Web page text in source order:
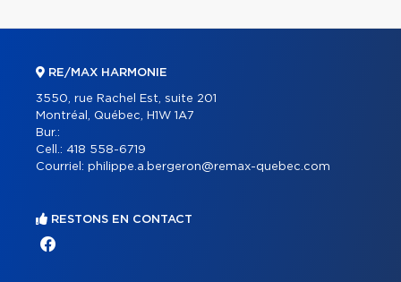
RE/MAX HARMONIE
3550, rue Rachel Est, suite 201
Montréal, Québec, H1W 1A7
Bur.:
Cell.: 418 558-6719
Courriel: philippe.a.bergeron@remax-quebec.com
RESTONS EN CONTACT